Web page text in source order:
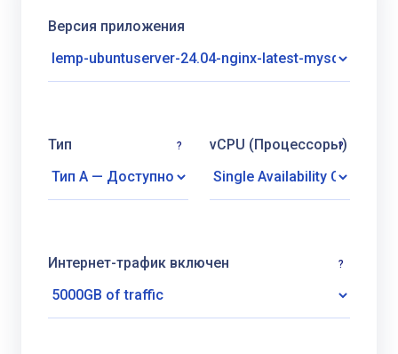
Версия приложения
Тип ? vCPU (Процессоры)
?
Интернет-трафик включен ?